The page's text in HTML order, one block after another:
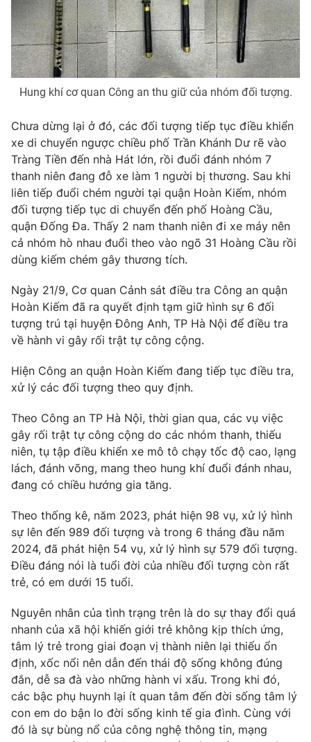
VTV4 Vươn mình bằng AI
VTV9 VTV8
THỜI BÁO VTV
Theo dõi báo trên
Cơ quan chủ quản:Đài Truyền hình Việt Nam
Cơ quan báo chí:Thời báo VTV
Giấy phép hoạt động báo in và báo điện tử số 483/GP-BTTTT
cấp ngày 29/12/2023
Tổng Biên tập:
Vũ Thanh Thủy
Phó Tổng Biên tập:Nguyễn Thị Mỹ Hạnh, Phạm Quốc Thắng,
Tổng đài VTV:024.38 355 931 - 024.38 355 932
Ðiện thoại Thời báo VTV:024.66 897 897
Email:toasoan@vtv.vn
Liên hệ quảng cáo:
024-7300.7108
® Cấm sao chép dưới mọi hình thức nếu không có sự chấp
thuận bằng văn bản. Ghi rõ nguồn VTV.vn khi phát hành lại
thông tin từ website này.
Hung khí cơ quan Công an thu giữ của nhóm đối tượng.
Chưa dừng lại ở đó, các đối tượng tiếp tục điều khiển
xe di chuyển ngược chiều phố Trần Khánh Dư rẽ vào
Tràng Tiền đến nhà Hát lớn, rồi đuổi đánh nhóm 7
thanh niên đang đỗ xe làm 1 người bị thương. Sau khi
liên tiếp đuổi chém người tại quận Hoàn Kiếm, nhóm
đối tượng tiếp tục di chuyển đến phố Hoàng Cầu,
quận Đống Đa. Thấy 2 nam thanh niên đi xe máy nên
cả nhóm hò nhau đuổi theo vào ngõ 31 Hoàng Cầu rồi
dùng kiếm chém gây thương tích.
Ngày 21/9, Cơ quan Cảnh sát điều tra Công an quận
Hoàn Kiếm đã ra quyết định tạm giữ hình sự 6 đối
tượng trú tại huyện Đông Anh, TP Hà Nội để điều tra
về hành vi gây rối trật tự công cộng.
Hiện Công an quận Hoàn Kiếm đang tiếp tục điều tra,
xử lý các đối tượng theo quy định.
Theo Công an TP Hà Nội, thời gian qua, các vụ việc
gây rối trật tự công cộng do các nhóm thanh, thiếu
niên, tụ tập điều khiển xe mô tô chạy tốc độ cao, lạng
lách, đánh võng, mang theo hung khí đuổi đánh nhau,
đang có chiều hướng gia tăng.
Theo thống kê, năm 2023, phát hiện 98 vụ, xử lý hình
sự lên đến 989 đối tượng và trong 6 tháng đầu năm
2024, đã phát hiện 54 vụ, xử lý hình sự 579 đối tượng.
Điều đáng nói là tuổi đời của nhiều đối tượng còn rất
trẻ, có em dưới 15 tuổi.
Nguyên nhân của tình trạng trên là do sự thay đổi quá
nhanh của xã hội khiến giới trẻ không kịp thích ứng,
tâm lý trẻ trong giai đoạn vị thành niên lại thiếu ổn
định, xốc nổi nên dẫn đến thái độ sống không đúng
đắn, dễ sa đà vào những hành vi xấu. Trong khi đó,
các bậc phụ huynh lại ít quan tâm đến đời sống tâm lý
con em do bận lo đời sống kinh tế gia đình. Cùng với
đó là sự bùng nổ của công nghệ thông tin, mạng